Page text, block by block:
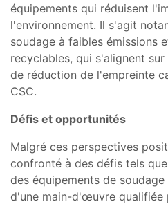
équipements qui réduisent
l'environnement. Il s'agit
soudage à faibles émissions
recyclables, qui s'alignent
de réduction de l'empreinte
CSC.
Défis et opportunités
Malgré ces perspectives
confronté à des défis tels
des équipements de
d'une main-d'œuvre qualifiée